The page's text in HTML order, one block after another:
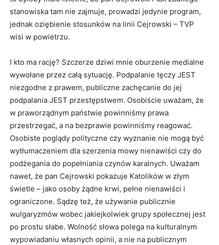
stanowiska tam nie zajmuje, prowadzi jedynie program,
jednak oziębienie stosunków na linii Cejrowski – TVP
wisi w powietrzu.
I kto ma rację? Szczerze dziwi mnie oburzenie medialne
wywołane przez całą sytuację. Podpalanie tęczy JEST
niezgodne z prawem, publiczne zachęcanie do jej
podpalania JEST przestępstwem. Osobiście uważam, że
w praworządnym państwie powinniśmy prawa
przestrzegać, a na bezprawie powinniśmy reagować.
Osobiste poglądy polityczne czy wyznanie nie mogą być
wytłumaczeniem dla szerzenia mowy nienawiści czy do
podżegania do popełniania czynów karalnych. Uważam
nawet, że pan Cejrowski pokazuje Katolików w złym
świetle – jako osoby żądne krwi, pełne nienawiści i
ograniczone. Sądzę też, że używanie publicznie
wulgaryzmów wobec jakiejkolwiek grupy społecznej jest
po prostu słabe. Wolność słowa polega na kulturalnym
wypowiadaniu własnych opinii, a nie na publicznym